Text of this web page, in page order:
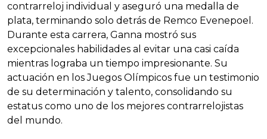
contrarreloj individual y aseguró una medalla de
plata, terminando solo detrás de Remco Evenepoel.
Durante esta carrera, Ganna mostró sus
excepcionales habilidades al evitar una casi caída
mientras lograba un tiempo impresionante. Su
actuación en los Juegos Olímpicos fue un testimonio
de su determinación y talento, consolidando su
estatus como uno de los mejores contrarrelojistas
del mundo.